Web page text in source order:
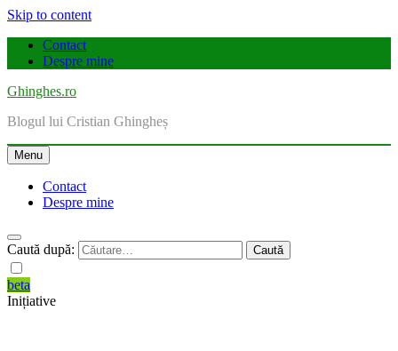
Skip to content
Contact
Despre mine
Ghinghes.ro
Blogul lui Cristian Ghingheș
Menu
Contact
Despre mine
Caută după:
beta
Inițiative